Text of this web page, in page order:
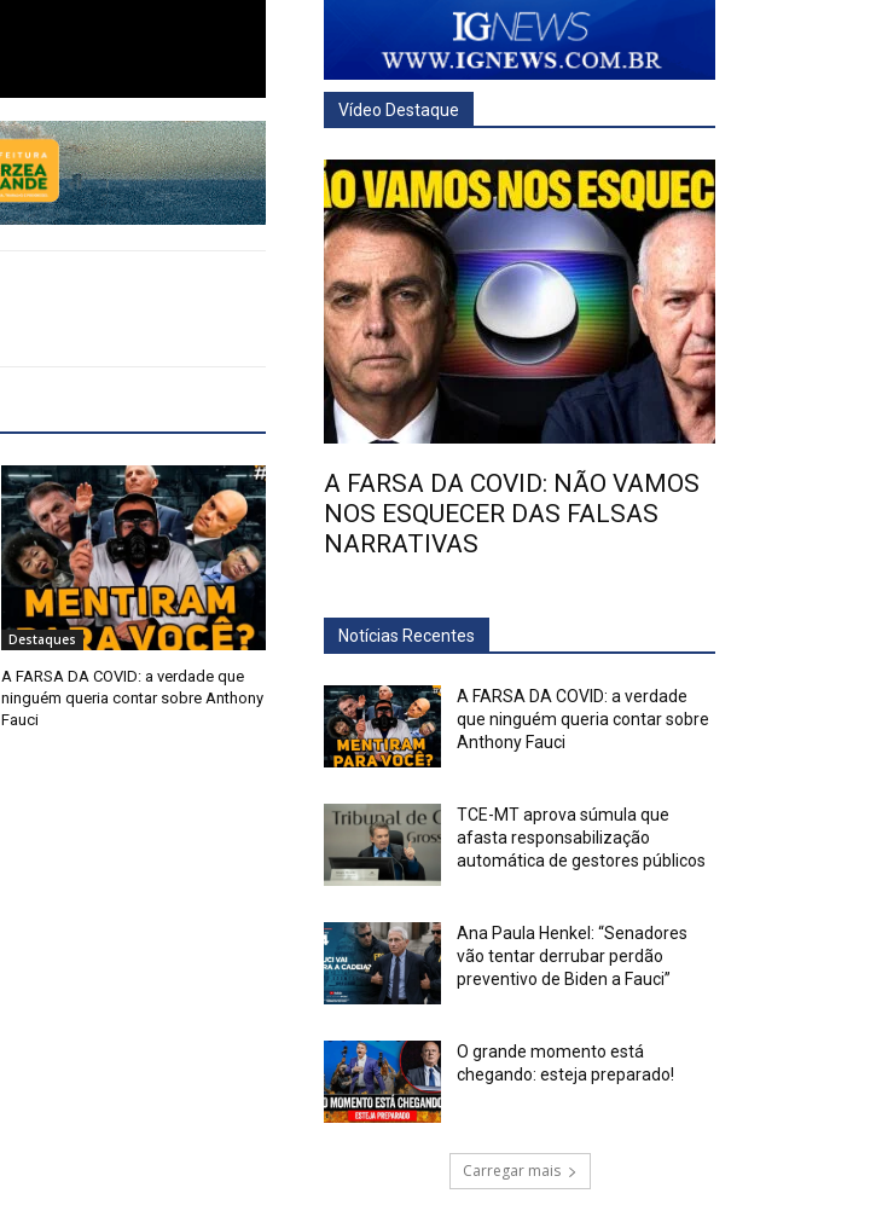
Destaques
A FARSA DA COVID: a verdade que
ninguém queria contar sobre Anthony
Fauci
Vídeo Destaque
A FARSA DA COVID: NÃO VAMOS
NOS ESQUECER DAS FALSAS
NARRATIVAS
Notícias Recentes
A FARSA DA COVID: a verdade
que ninguém queria contar sobre
Anthony Fauci
TCE-MT aprova súmula que
afasta responsabilização
automática de gestores públicos
Ana Paula Henkel: “Senadores
vão tentar derrubar perdão
preventivo de Biden a Fauci”
O grande momento está
chegando: esteja preparado!
Carregar mais